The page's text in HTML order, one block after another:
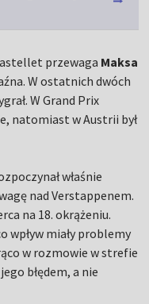
przewaga Maksa
W ostatnich dwóch
W Grand Prix
natomiast w Austrii był
właśnie
nad Verstappenem.
na 18. okrążeniu.
wpływ miały problemy
w rozmowie w strefie
błędem, a nie